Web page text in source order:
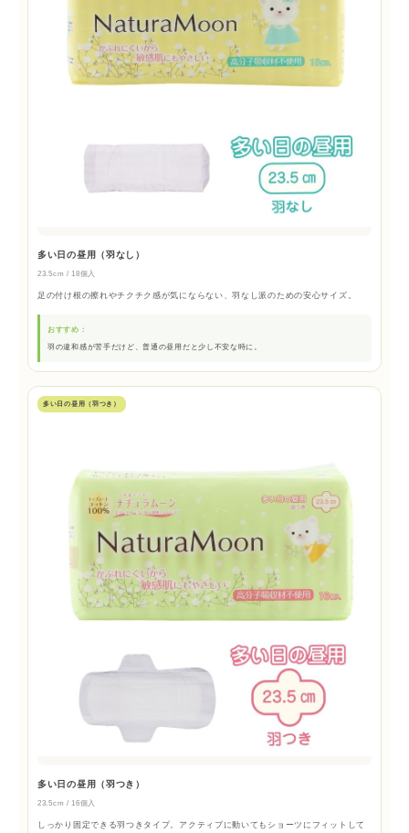
多い日の昼用（羽なし）
23.5cm / 18個入
足の付け根の擦れやチクチク感が気にならない、羽なし派のための安心サイズ。
おすすめ：
羽の違和感が苦手だけど、普通の昼用だと少し不安な時に。
多い日の昼用（羽つき）
多い日の昼用（羽つき）
23.5cm / 16個入
しっかり固定できる羽つきタイプ。アクティブに動いてもショーツにフィットして